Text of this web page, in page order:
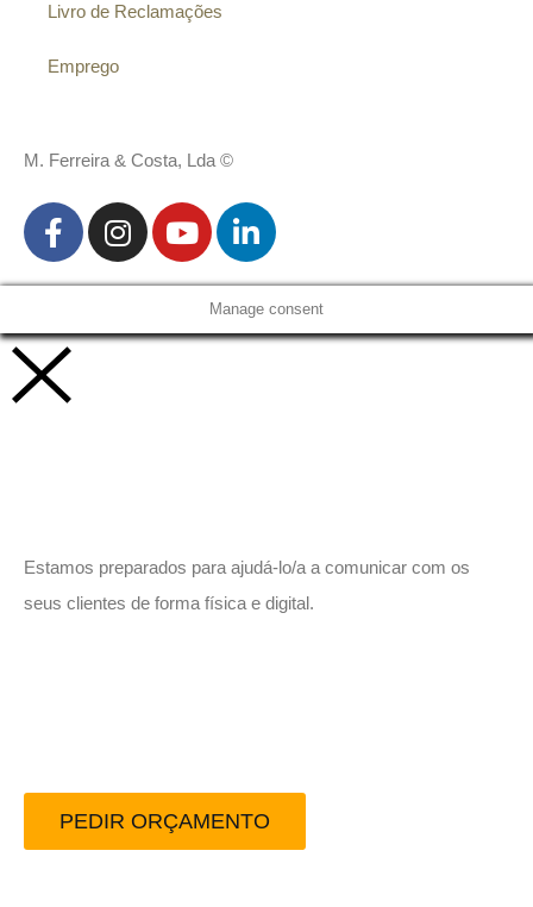
Livro de Reclamações
Emprego
M. Ferreira & Costa, Lda ©
Manage consent
Estamos preparados para ajudá-lo/a a comunicar com os
seus clientes de forma física e digital.
PEDIR ORÇAMENTO